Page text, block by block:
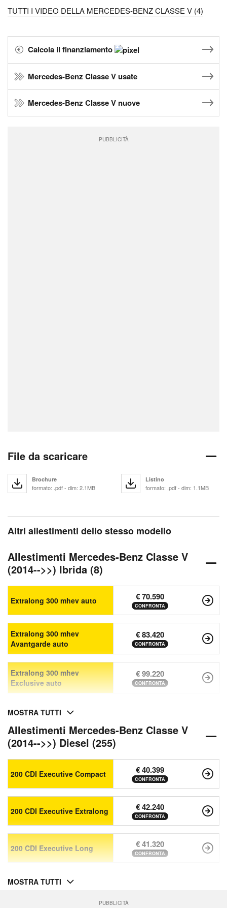
TUTTI I VIDEO DELLA MERCEDES-BENZ CLASSE V (4)
Calcola il finanziamento
Mercedes-Benz Classe V usate
Mercedes-Benz Classe V nuove
PUBBLICITÀ
File da scaricare
Brochure
formato: .pdf - dim: 2.1MB
Listino
formato: .pdf - dim: 1.1MB
Altri allestimenti dello stesso modello
Allestimenti Mercedes-Benz Classe V
(2014-->>) Ibrida (8)
Extralong 300 mhev auto € 70.590
CONFRONTA
Extralong 300 mhev
Avantgarde auto
€ 83.420
CONFRONTA
Extralong 300 mhev
Exclusive auto
€ 99.220
CONFRONTA
MOSTRA TUTTI
Allestimenti Mercedes-Benz Classe V
(2014-->>) Diesel (255)
200 CDI Executive Compact € 40.399
CONFRONTA
200 CDI Executive Extralong € 42.240
CONFRONTA
200 CDI Executive Long € 41.320
CONFRONTA
MOSTRA TUTTI
PUBBLICITÀ